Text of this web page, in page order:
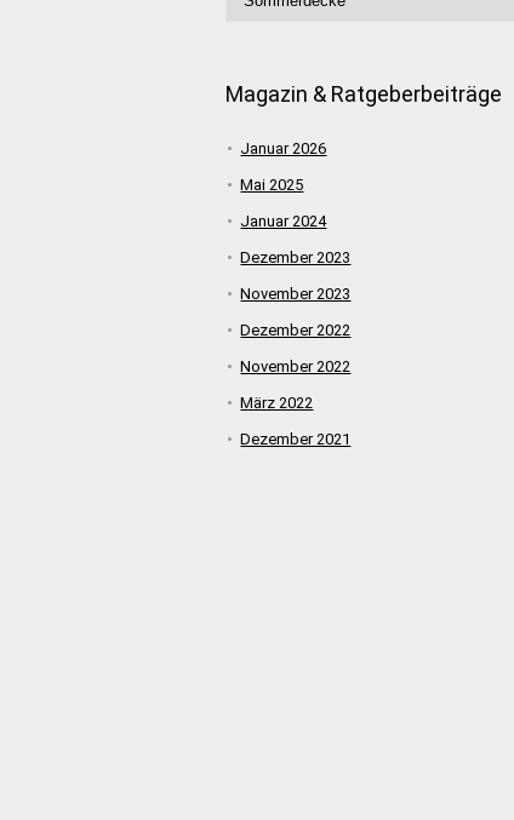
Magazin & Ratgeberbeiträge
Januar 2026
Mai 2025
Januar 2024
Dezember 2023
November 2023
Dezember 2022
November 2022
März 2022
Dezember 2021